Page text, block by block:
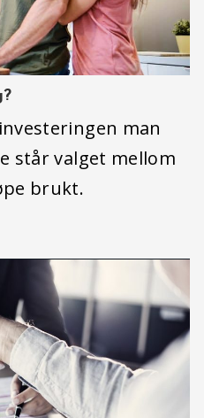
man
står valget mellom
brukt.